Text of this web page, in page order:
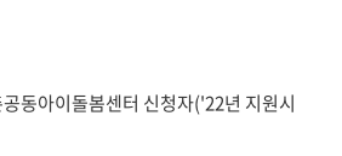
동아이돌봄센터 신청자('22년 지원시